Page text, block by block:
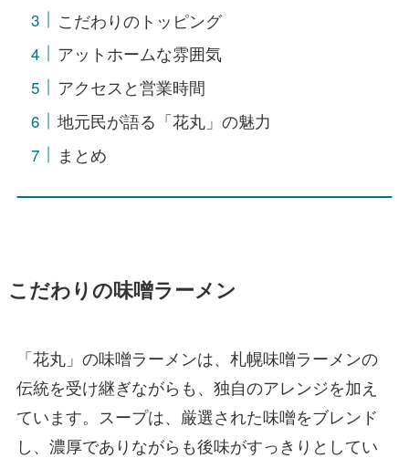
こだわりのトッピング
アットホームな雰囲気
アクセスと営業時間
地元民が語る「花丸」の魅力
まとめ
こだわりの味噌ラーメン
「花丸」の味噌ラーメンは、札幌味噌ラーメンの
伝統を受け継ぎながらも、独自のアレンジを加え
ています。スープは、厳選された味噌をブレンド
し、濃厚でありながらも後味がすっきりとしてい